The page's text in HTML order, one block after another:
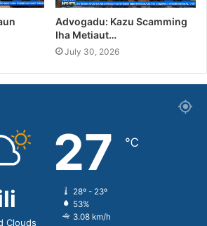
Advogadu: Kazu Scamming
Iha Metiaut…
July 30, 2026
Clouds
27 ℃
28º - 23º
53%
3.08 km/h